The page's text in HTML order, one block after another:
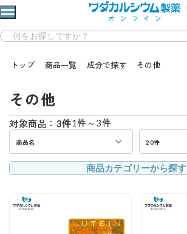
トップ 商品一覧 成分で探す その他
その他
対象商品： 3件1件～3件
20件
商品名
商品カテゴリーから探す